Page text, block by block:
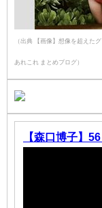
（出典 【画像】想像を超えた
あれこれ まとめブログ）
【森口博子】